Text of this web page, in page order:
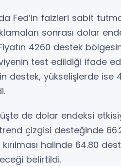
Fed’in faizleri sabit
sonrası dolar
4260 destek
test edildiği ifade
destek, yükselişlerde
de dolar endeksi
çizgisi desteğinde
halinde 64.80
belirtildi.